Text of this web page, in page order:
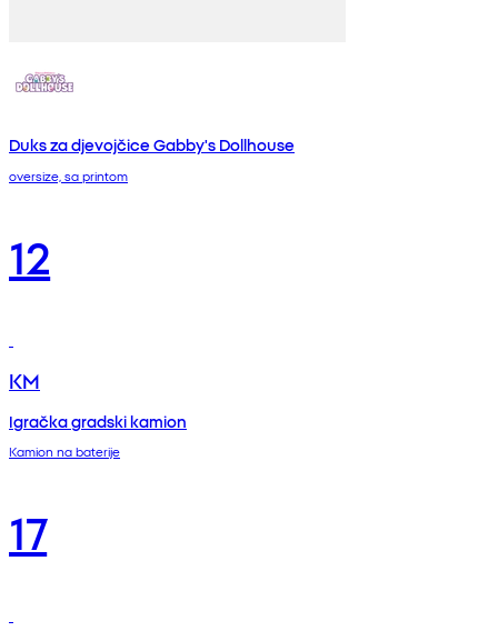
Duks za djevojčice Gabby's Dollhouse
oversize, sa printom
12
KM
Igračka gradski kamion
Kamion na baterije
17